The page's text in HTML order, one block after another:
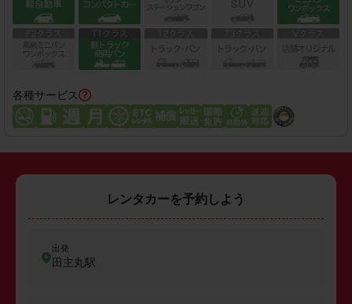
各種サービス
レンタカーを予約しよう
出発
田主丸駅